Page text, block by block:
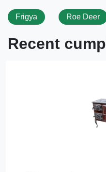
Frigya Roe Deer
Recent